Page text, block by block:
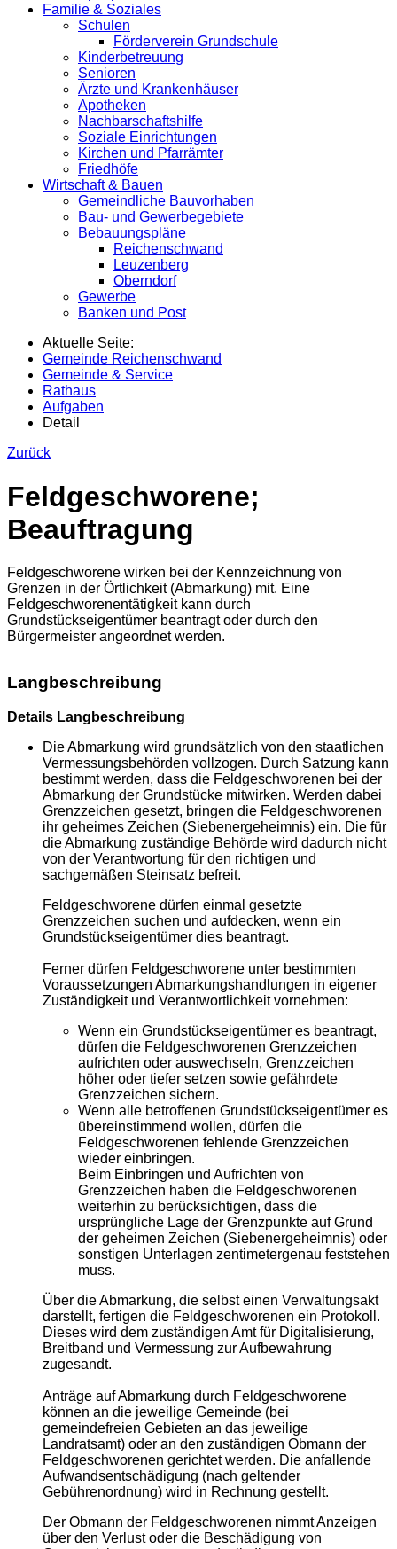
Familie & Soziales
Schulen
Förderverein Grundschule
Kinderbetreuung
Senioren
Ärzte und Krankenhäuser
Apotheken
Nachbarschaftshilfe
Soziale Einrichtungen
Kirchen und Pfarrämter
Friedhöfe
Wirtschaft & Bauen
Gemeindliche Bauvorhaben
Bau- und Gewerbegebiete
Bebauungspläne
Reichenschwand
Leuzenberg
Oberndorf
Gewerbe
Banken und Post
Aktuelle Seite:
Gemeinde Reichenschwand
Gemeinde & Service
Rathaus
Aufgaben
Detail
Zurück
Feldgeschworene;
Beauftragung
Feldgeschworene wirken bei der Kennzeichnung von
Grenzen in der Örtlichkeit (Abmarkung) mit. Eine
Feldgeschworenentätigkeit kann durch
Grundstückseigentümer beantragt oder durch den
Bürgermeister angeordnet werden.
Langbeschreibung
Details Langbeschreibung
Die Abmarkung wird grundsätzlich von den staatlichen
Vermessungsbehörden vollzogen. Durch Satzung kann
bestimmt werden, dass die Feldgeschworenen bei der
Abmarkung der Grundstücke mitwirken. Werden dabei
Grenzzeichen gesetzt, bringen die Feldgeschworenen
ihr geheimes Zeichen (Siebenergeheimnis) ein. Die für
die Abmarkung zuständige Behörde wird dadurch nicht
von der Verantwortung für den richtigen und
sachgemäßen Steinsatz befreit.
Feldgeschworene dürfen einmal gesetzte
Grenzzeichen suchen und aufdecken, wenn ein
Grundstückseigentümer dies beantragt.
Ferner dürfen Feldgeschworene unter bestimmten
Voraussetzungen Abmarkungshandlungen in eigener
Zuständigkeit und Verantwortlichkeit vornehmen:
Wenn ein Grundstückseigentümer es beantragt,
dürfen die Feldgeschworenen Grenzzeichen
aufrichten oder auswechseln, Grenzzeichen
höher oder tiefer setzen sowie gefährdete
Grenzzeichen sichern.
Wenn alle betroffenen Grundstückseigentümer es
übereinstimmend wollen, dürfen die
Feldgeschworenen fehlende Grenzzeichen
wieder einbringen.
Beim Einbringen und Aufrichten von
Grenzzeichen haben die Feldgeschworenen
weiterhin zu berücksichtigen, dass die
ursprüngliche Lage der Grenzpunkte auf Grund
der geheimen Zeichen (Siebenergeheimnis) oder
sonstigen Unterlagen zentimetergenau feststehen
muss.
Über die Abmarkung, die selbst einen Verwaltungsakt
darstellt, fertigen die Feldgeschworenen ein Protokoll.
Dieses wird dem zuständigen Amt für Digitalisierung,
Breitband und Vermessung zur Aufbewahrung
zugesandt.
Anträge auf Abmarkung durch Feldgeschworene
können an die jeweilige Gemeinde (bei
gemeindefreien Gebieten an das jeweilige
Landratsamt) oder an den zuständigen Obmann der
Feldgeschworenen gerichtet werden. Die anfallende
Aufwandsentschädigung (nach geltender
Gebührenordnung) wird in Rechnung gestellt.
Der Obmann der Feldgeschworenen nimmt Anzeigen
über den Verlust oder die Beschädigung von